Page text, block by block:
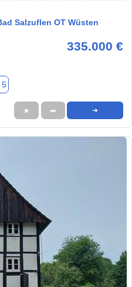
Salzuflen OT Wüsten
335.000 €
5
★ ➦ ➜